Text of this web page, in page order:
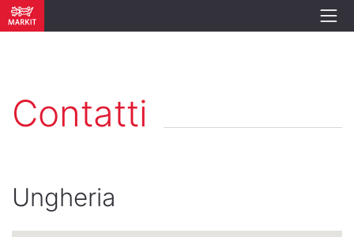
Contatti
Ungheria